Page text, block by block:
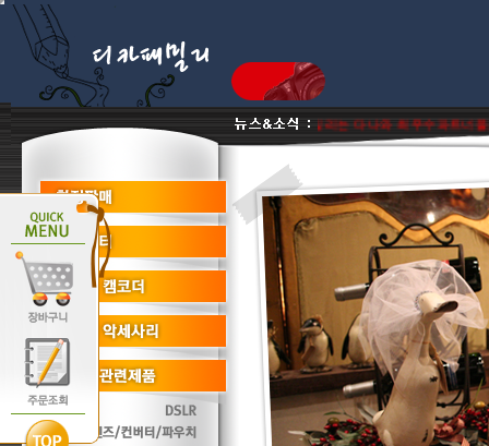
*** 저희 디카패밀리는 다나와 최우수파트너몰